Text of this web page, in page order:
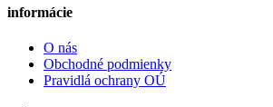
informácie
O nás
Obchodné podmienky
Pravidlá ochrany OÚ